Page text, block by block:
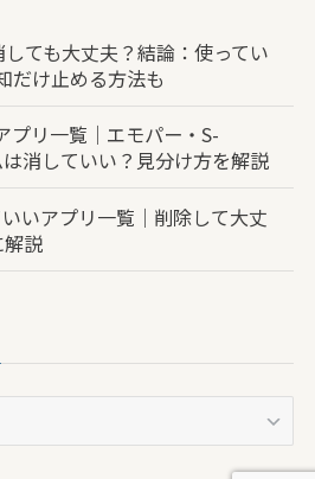
ても大丈夫？結論：使ってい
だけ止める方法も
プリ一覧｜エモパー・S-
消していい？見分け方を解説
いアプリ一覧｜削除して大丈
説